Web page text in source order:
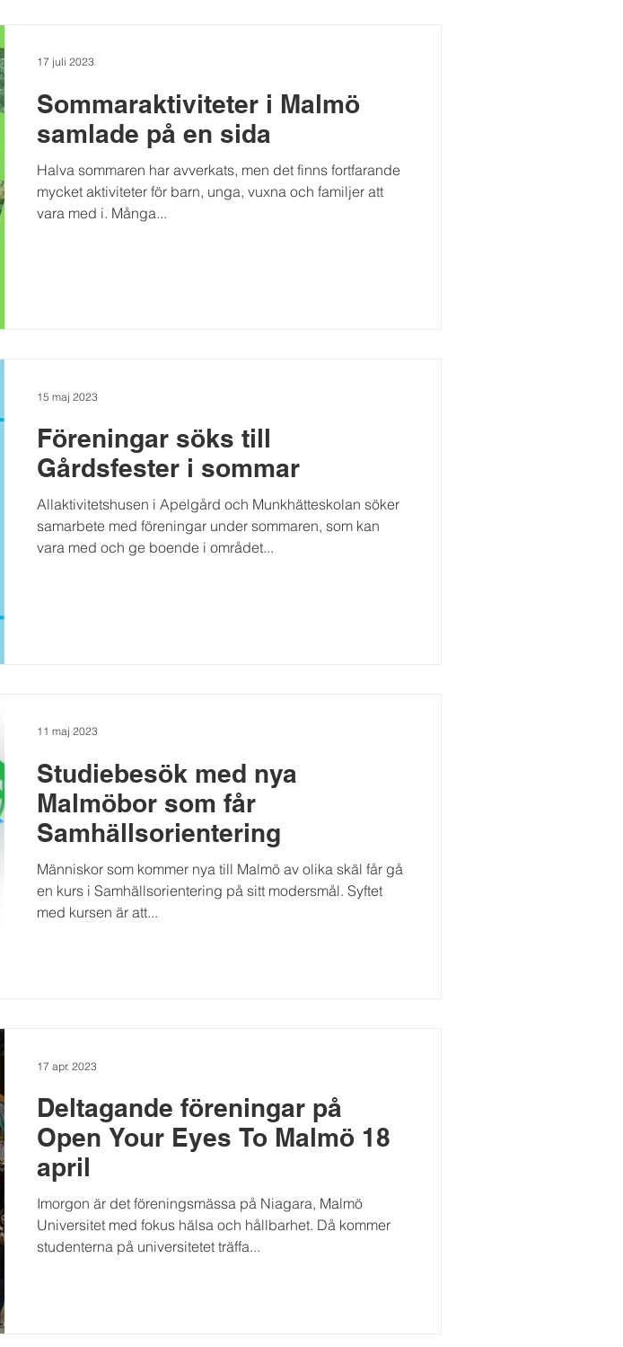
Sommaraktiviteter i Malmö
samlade på en sida
Halva sommaren har avverkats, men det finns fortfarande
mycket aktiviteter för barn, unga, vuxna och familjer att
vara med i. Många...
17 juli 2023
Föreningar söks till
Gårdsfester i sommar
Allaktivitetshusen i Apelgård och Munkhätteskolan söker
samarbete med föreningar under sommaren, som kan
vara med och ge boende i området...
15 maj 2023
Studiebesök med nya
Malmöbor som får
Samhällsorientering
Människor som kommer nya till Malmö av olika skäl får gå
en kurs i Samhällsorientering på sitt modersmål. Syftet
med kursen är att...
11 maj 2023
Deltagande föreningar på
Open Your Eyes To Malmö 18
april
Imorgon är det föreningsmässa på Niagara, Malmö
Universitet med fokus hälsa och hållbarhet. Då kommer
studenterna på universitetet träffa...
17 apr. 2023